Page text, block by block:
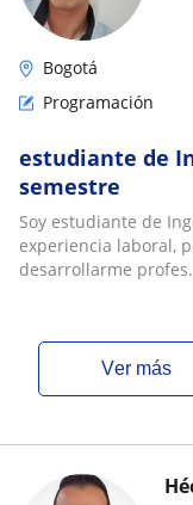
Bogotá
Programación
estudiante de
semestre
Soy estudiante de
experiencia laboral,
desarrollarme
ver más